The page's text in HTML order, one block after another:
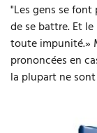
"Les gens se font
de se battre. Et
toute impunité.»
prononcées en
la plupart ne